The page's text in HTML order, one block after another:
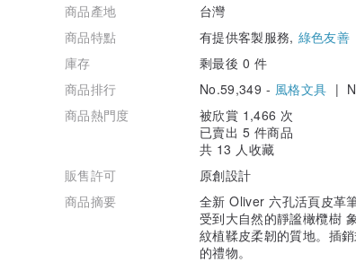
* 產品刻字示範圖
商品產地
台灣
商品特點
有提供客製服務, 綠色友善
庫存
剩最後 0 件
商品排行
No.59,349 - 風格文具 |
商品熱門度
被欣賞 1,466 次
已賣出 5 件商品
共 13 人收藏
販售許可
原創設計
商品摘要
全新 Oliver 六孔活頁皮革
受到大自然的靜謐橄欖樹
紋植鞣皮柔韌的質地。插
的禮物。